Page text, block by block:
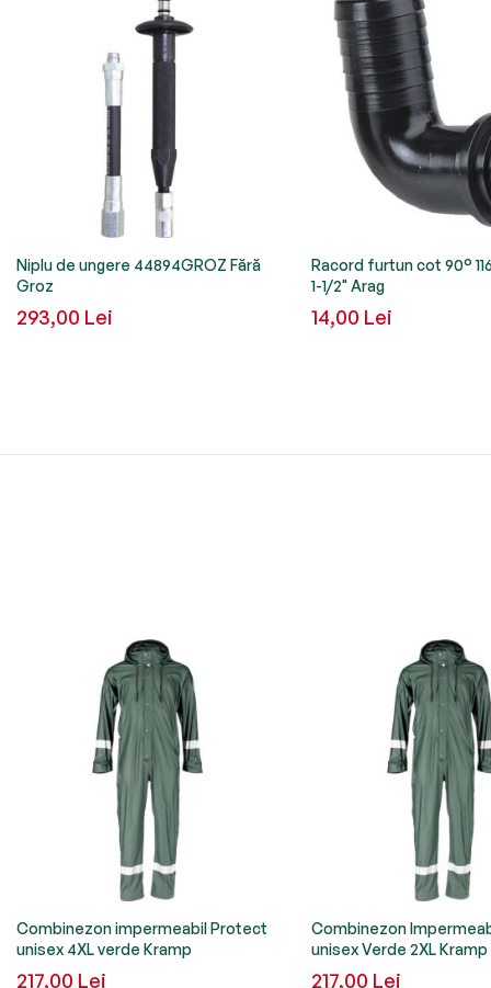
Niplu de ungere 44894GROZ Fără
Groz
293,00 Lei
Racord furtun cot 90°
1-1/2" Arag
14,00 Lei
Combinezon impermeabil Protect
unisex 4XL verde Kramp
217,00 Lei
Combinezon
unisex Verde 2XL Kramp
217,00 Lei